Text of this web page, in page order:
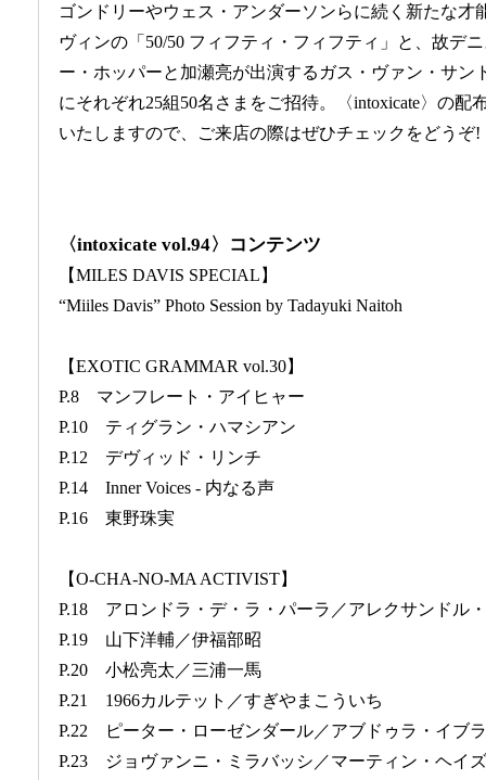
ゴンドリーやウェス・アンダーソンらに続く新たな才
ヴィンの「50/50 フィフティ・フィフティ」と、故デ
ー・ホッパーと加瀬亮が出演するガス・ヴァン・サン
にそれぞれ25組50名さまをご招待。〈intoxicate〉の配
いたしますので、ご来店の際はぜひチェックをどうぞ!
〈intoxicate vol.94〉コンテンツ
【MILES DAVIS SPECIAL】
“Miiles Davis” Photo Session by Tadayuki Naitoh
【EXOTIC GRAMMAR vol.30】
P.8 マンフレート・アイヒャー
P.10 ティグラン・ハマシアン
P.12 デヴィッド・リンチ
P.14 Inner Voices - 内なる声
P.16 東野珠実
【O-CHA-NO-MA ACTIVIST】
P.18 アロンドラ・デ・ラ・パーラ／アレクサンドル
P.19 山下洋輔／伊福部昭
P.20 小松亮太／三浦一馬
P.21 1966カルテット／すぎやまこういち
P.22 ピーター・ローゼンダール／アブドゥラ・イブ
P.23 ジョヴァンニ・ミラバッシ／マーティン・ヘイズ